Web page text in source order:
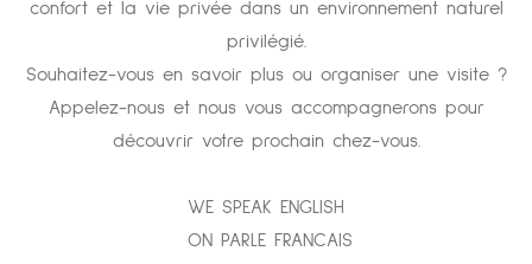
confort et la vie privée dans un environnement naturel
privilégié.
Souhaitez-vous en savoir plus ou organiser une visite ?
Appelez-nous et nous vous accompagnerons pour
découvrir votre prochain chez-vous.
WE SPEAK ENGLISH
ON PARLE FRANCAIS